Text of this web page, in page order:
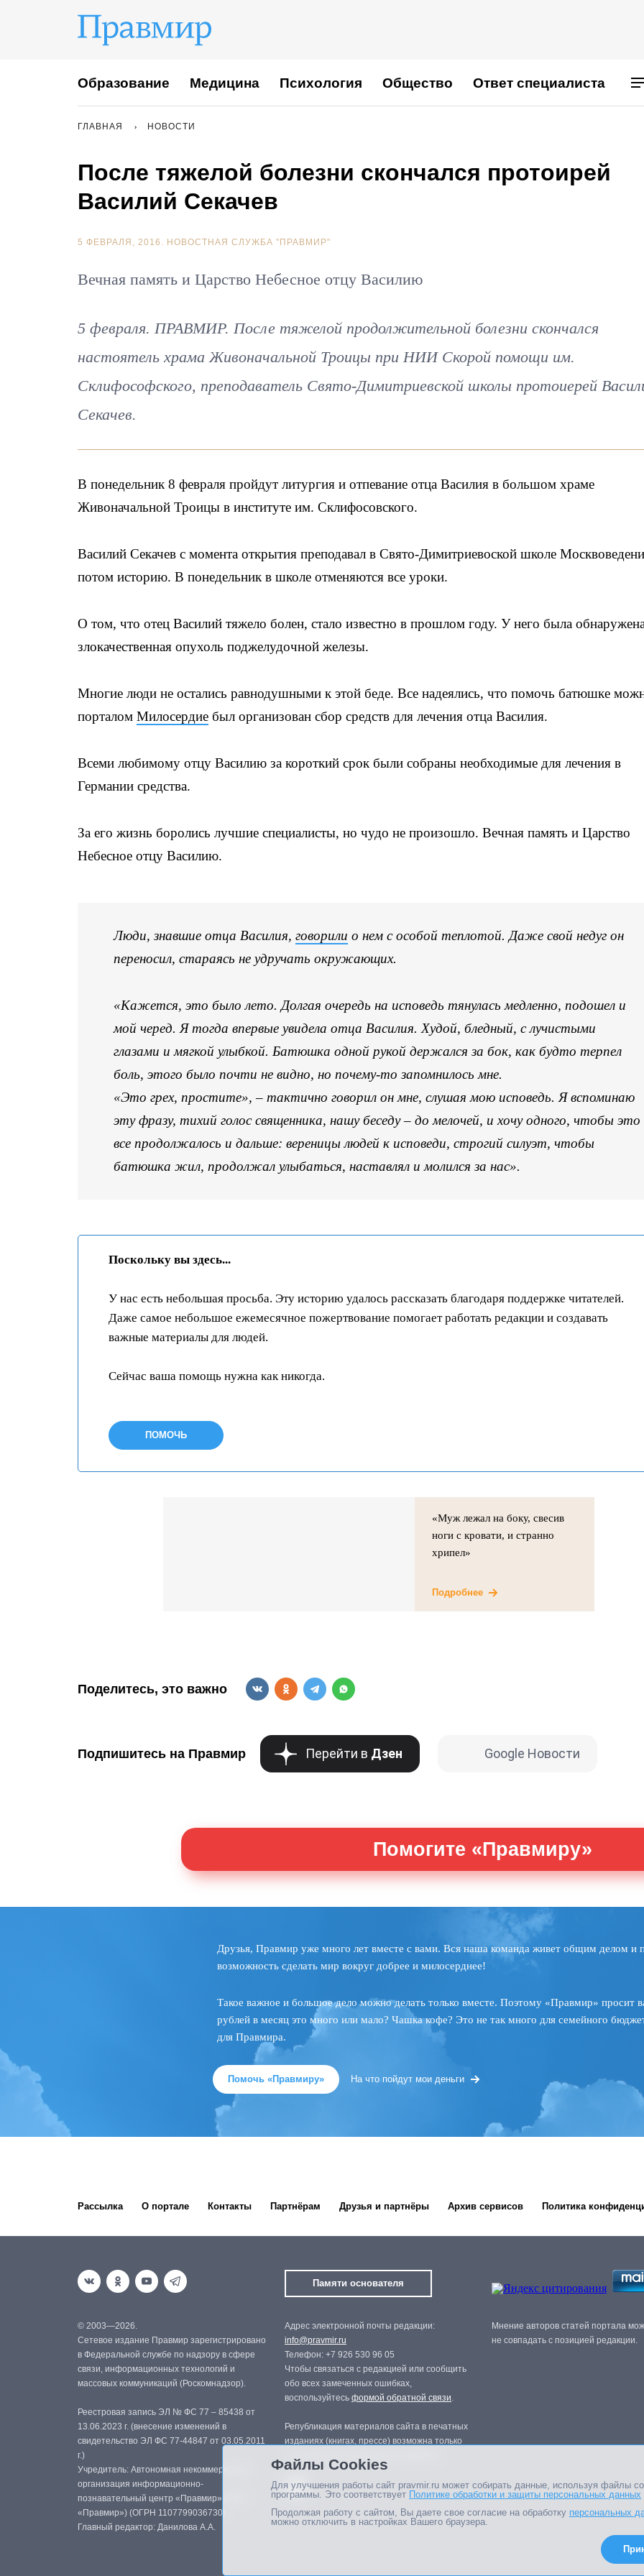
Образование Медицина Психология Общество Ответ специалиста
ГЛАВНАЯ НОВОСТИ
После тяжелой болезни скончался протоирей
Василий Секачев
5 ФЕВРАЛЯ, 2016. НОВОСТНАЯ СЛУЖБА "ПРАВМИР"
Вечная память и Царство Небесное отцу Василию
5 февраля. ПРАВМИР. После тяжелой продолжительной болезни скончался
настоятель храма Живоначальной Троицы при НИИ Скорой помощи им.
Склифософского, преподаватель Свято-Димитриевской школы протоиерей
Секачев.
В понедельник 8 февраля пройдут литургия и отпевание отца Василия в большом храме
Живоначальной Троицы в институте им. Склифосовского.
Василий Секачев с момента открытия преподавал в Свято-Димитриевоской школе
потом историю. В понедельник в школе отменяются все уроки.
О том, что отец Василий тяжело болен, стало известно в прошлом году. У него была
злокачественная опухоль поджелудочной железы.
Многие люди не остались равнодушными к этой беде. Все надеялись, что помочь батюшке
порталом Милосердие был организован сбор средств для лечения отца Василия.
Всеми любимому отцу Василию за короткий срок были собраны необходимые для лечения в
Германии средства.
За его жизнь боролись лучшие специалисты, но чудо не произошло. Вечная память и Царство
Небесное отцу Василию.
Люди, знавшие отца Василия, говорили о нем с особой теплотой. Даже свой недуг он
переносил, стараясь не удручать окружающих.
«Кажется, это было лето. Долгая очередь на исповедь тянулась медленно, подошел и
мой черед. Я тогда впервые увидела отца Василия. Худой, бледный, с лучистыми
глазами и мягкой улыбкой. Батюшка одной рукой держался за бок, как будто терпел
боль, этого было почти не видно, но почему-то запомнилось мне.
«Это грех, простите», – тактично говорил он мне, слушая мою исповедь. Я вспоминаю
эту фразу, тихий голос священника, нашу беседу – до мелочей, и хочу одного, чтобы это
все продолжалось и дальше: вереницы людей к исповеди, строгий силуэт, чтобы
батюшка жил, продолжал улыбаться, наставлял и молился за нас».
Поскольку вы здесь...
У нас есть небольшая просьба. Эту историю удалось рассказать благодаря поддержке читателей.
Даже самое небольшое ежемесячное пожертвование помогает работать редакции и создавать
важные материалы для людей.
Сейчас ваша помощь нужна как никогда.
ПОМОЧЬ
«Муж лежал на боку, свесив
ноги с кровати, и странно
хрипел»
Подробнее
Поделитесь, это важно
Подпишитесь на Правмир Перейти в Дзен Google Новости
Помогите «Правмиру»
Друзья, Правмир уже много лет вместе с вами. Вся наша команда живет общим делом и
возможность сделать мир вокруг добрее и милосерднее!
Такое важное и большое дело можно делать только вместе. Поэтому «Правмир» просит
рублей в месяц это много или мало? Чашка кофе? Это не так много для семейного
для Правмира.
Помочь «Правмиру» На что пойдут мои деньги
Рассылка О портале Контакты Партнёрам Друзья и партнёры Архив сервисов Политика
Памяти основателя
© 2003—2026.
Сетевое издание Правмир зарегистрировано
в Федеральной службе по надзору в сфере
связи, информационных технологий и
массовых коммуникаций (Роскомнадзор).
Реестровая запись ЭЛ № ФС 77 – 85438 от
13.06.2023 г. (внесение изменений в
свидетельство ЭЛ ФС 77-44847 от 03.05.2011
г.)
Учредитель: Автономная некоммерческая
организация информационно-
познавательный центр «Правмир» (АНО
«Правмир») (ОГРН 1107799036730)
Главный редактор: Данилова А.А.
Адрес электронной почты редакции:
info@pravmir.ru
Телефон: +7 926 530 96 05
Чтобы связаться с редакцией или сообщить
обо всех замеченных ошибках,
воспользуйтесь формой обратной связи.
Републикация материалов сайта в печатных
изданиях (книгах, прессе) возможна только
Мнение авторов статей портала
не совпадать с позицией редакции.
Файлы Cookies
Для улучшения работы сайт pravmir.ru может собирать данные, используя файлы
программы. Это соответствует Политике обработки и защиты персональных данных
Продолжая работу с сайтом, Вы даете свое согласие на обработку персональных
можно отключить в настройках Вашего браузера.